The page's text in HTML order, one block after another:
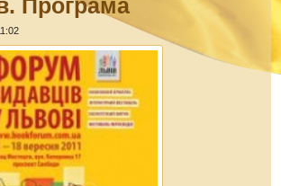
Програма